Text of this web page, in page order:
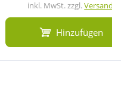
inkl. MwSt. zzgl.Versand
Hinzufügen